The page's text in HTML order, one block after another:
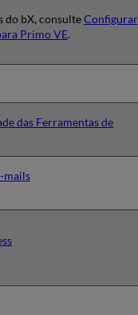
do bX, consulteConfigurar
Primo VE.
das Ferramentas de
mails